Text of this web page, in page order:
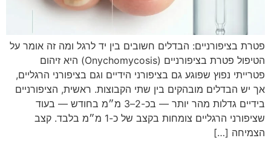
פטרת בציפורניים: הבדלים חשובים בין יד לרגל ומה זה אומר על
הטיפול פטרת בציפורניים (Onychomycosis) היא זיהום
פטרייתי נפוץ שפוגע גם בציפורני הידיים וגם בציפורני הרגליים,
אך יש הבדלים מובהקים בין שתי הקבוצות. ראשית, הציפורניים
בידיים גדלות מהר יותר — בכ-2–3 מ״מ בחודש — בעוד
שציפורני הרגליים צומחות בקצב של כ-1 מ״מ בלבד. קצב
הצמיחה […]